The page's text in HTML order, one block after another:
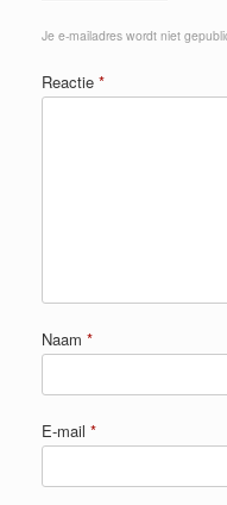
Je e-mailadres wordt niet
Reactie *
Naam *
E-mail *